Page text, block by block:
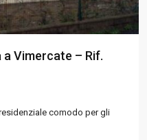
Vimercate – Rif.
residenziale comodo per gli